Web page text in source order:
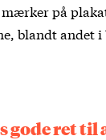
på
blandt andet i
gode ret